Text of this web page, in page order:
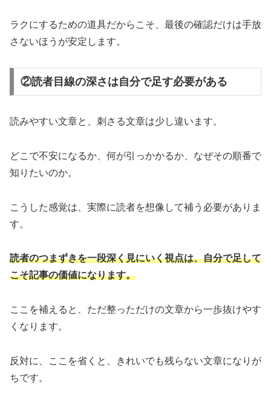
ラクにするための道具だからこそ、最後の確認だけは手放
さないほうが安定します。
②読者目線の深さは自分で足す必要がある
読みやすい文章と、刺さる文章は少し違います。
どこで不安になるか、何が引っかかるか、なぜその順番で
知りたいのか。
こうした感覚は、実際に読者を想像して補う必要がありま
す。
読者のつまずきを一段深く見にいく視点は、自分で足して
こそ記事の価値になります。
ここを補えると、ただ整っただけの文章から一歩抜けやす
くなります。
反対に、ここを省くと、きれいでも残らない文章になりが
ちです。